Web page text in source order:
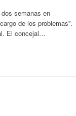
semanas en
de los problemas”.
El concejal…